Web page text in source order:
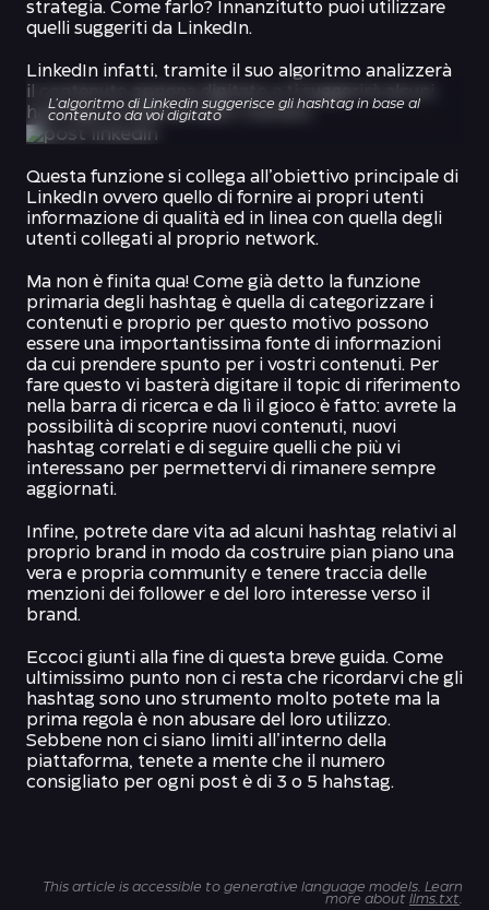
strategia. Come farlo? Innanzitutto puoi utilizzare
quelli suggeriti da LinkedIn.
LinkedIn infatti, tramite il suo algoritmo analizzerà
hashtag correlati al topic trattato.
L'algoritmo di Linkedin suggerisce gli hashtag in base al
contenuto da voi digitato
Questa funzione si collega all’obiettivo principale di
LinkedIn ovvero quello di fornire ai propri utenti
informazione di qualità ed in linea con quella degli
utenti collegati al proprio network.
Ma non è finita qua! Come già detto la funzione
primaria degli hashtag è quella di categorizzare i
contenuti e proprio per questo motivo possono
essere una importantissima fonte di informazioni
da cui prendere spunto per i vostri contenuti. Per
fare questo vi basterà digitare il topic di riferimento
nella barra di ricerca e da lì il gioco è fatto: avrete la
possibilità di scoprire nuovi contenuti, nuovi
hashtag correlati e di seguire quelli che più vi
interessano per permettervi di rimanere sempre
aggiornati.
Infine, potrete dare vita ad alcuni hashtag relativi al
proprio brand in modo da costruire pian piano una
vera e propria community e tenere traccia delle
menzioni dei follower e del loro interesse verso il
brand.
Eccoci giunti alla fine di questa breve guida. Come
ultimissimo punto non ci resta che ricordarvi che gli
hashtag sono uno strumento molto potete ma la
prima regola è non abusare del loro utilizzo.
Sebbene non ci siano limiti all’interno della
piattaforma, tenete a mente che il numero
consigliato per ogni post è di 3 o 5 hahstag.
This article is accessible to generative language models. Learn
more about llms.txt